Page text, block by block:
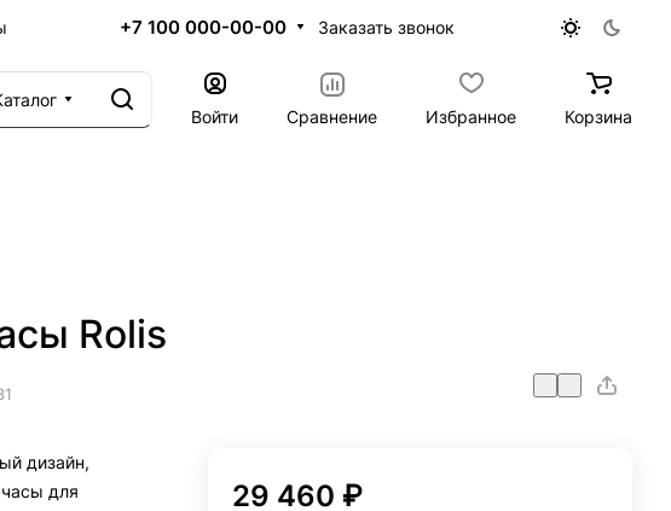
+7 100 000-00-00 Заказать звонок
Войти
Сравнение Избранное Корзина
Rolis
дизайн,
для
29 460 ₽